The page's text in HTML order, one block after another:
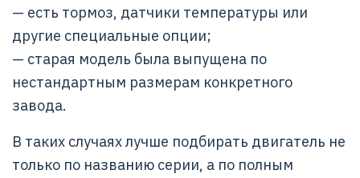
— есть тормоз, датчики температуры или
другие специальные опции;
— старая модель была выпущена по
нестандартным размерам конкретного
завода.
В таких случаях лучше подбирать двигатель не
только по названию серии, а по полным